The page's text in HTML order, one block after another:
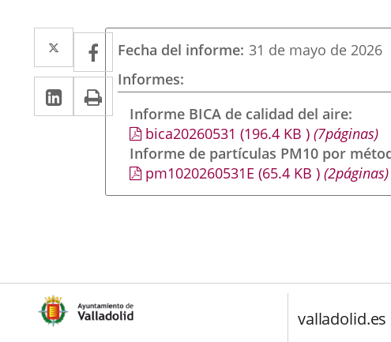
Twitter
Enlace
a
una
aplicación
externa.
Facebook
Enlace
a
una
aplicación
externa.
LinkedIn
Enlace
a
aplicación
externa.
Imprimir
Fecha del informe 31 de mayo de 2026
Informes
Informe BICA de calidad del aire
bica20260531 (196.4 KB )(7páginas)
Informe de partículas PM10 por
pm1020260531E (65.4 KB )(2páginas)
valladolid.es